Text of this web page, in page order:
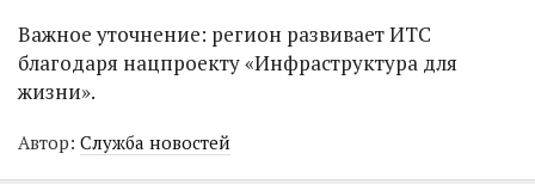
Важное уточнение: регион развивает ИТС
благодаря нацпроекту «Инфраструктура для
жизни».
Автор: Служба новостей